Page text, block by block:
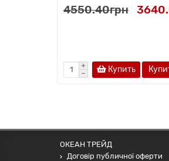
4550.40грн
Купить
ОКЕАН ТРЕЙД
Договір публичної оферти